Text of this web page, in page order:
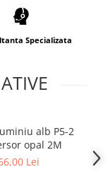
Specializata
alb P5-2
opal 2M
Lei